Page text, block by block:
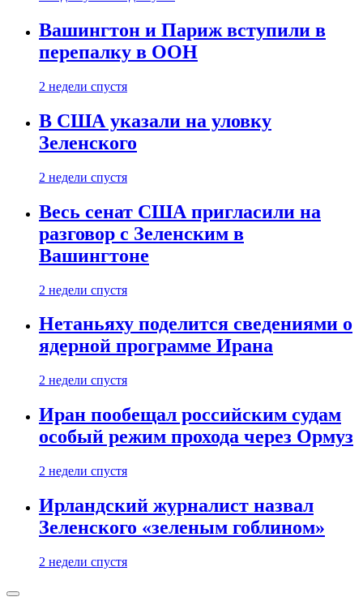
Вашингтон и Париж вступили в
перепалку в ООН
2 недели спустя
В США указали на уловку
Зеленского
2 недели спустя
Весь сенат США пригласили на
разговор с Зеленским в
Вашингтоне
2 недели спустя
Нетаньяху поделится сведениями о
ядерной программе Ирана
2 недели спустя
Иран пообещал российским судам
особый режим прохода через Ормуз
2 недели спустя
Ирландский журналист назвал
Зеленского «зеленым гоблином»
2 недели спустя